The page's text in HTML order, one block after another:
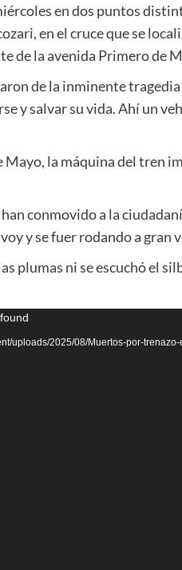
en dos puntos
en el cruce que se
de la avenida Primero de
de la inminente
y salvar su vida. Ahí un
Mayo, la máquina del tren
conmovido a la
y se fuer rodando a gran
plumas ni se escuchó el
uploads/2025/08/Muertos-por-trenazo-